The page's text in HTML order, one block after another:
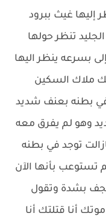
إليها غيث ببرود
تنظر حولها
بسرعه ينظر اليها
ملاك السكين
بطنه بعنف شديد
وهو لم يفرق معه
توجد في بطنه
تستوعب بأنها الآن
بشدة وتقول
موتك أنا قتلتك أنا